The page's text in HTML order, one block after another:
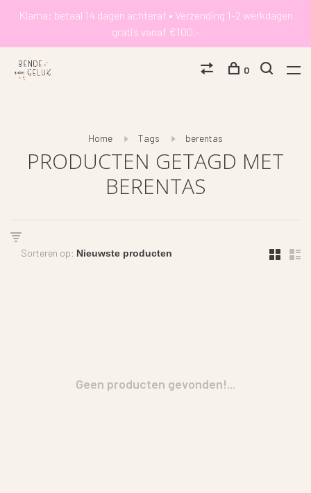
Klarna: betaal 14 dagen achteraf • Verzending 1-2 werkdagen
gratis vanaf €100,-
0
Home Tags berentas
PRODUCTEN GETAGD MET
BERENTAS
Sorteren op:
Geen producten gevonden!...